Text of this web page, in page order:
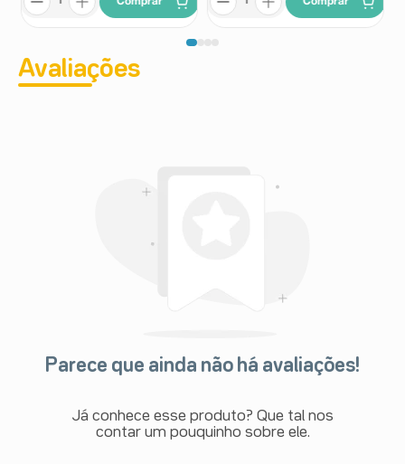
Avaliações
Parece que ainda não há avaliações!
Já conhece esse produto? Que tal nos
contar um pouquinho sobre ele.